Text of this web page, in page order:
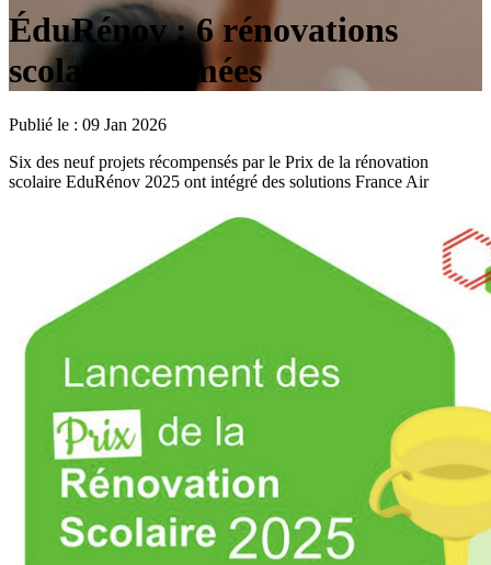
ÉduRénov : 6 rénovations
scolaires primées
Publié le : 09 Jan 2026
Six des neuf projets récompensés par le Prix de la rénovation
scolaire EduRénov 2025 ont intégré des solutions France Air